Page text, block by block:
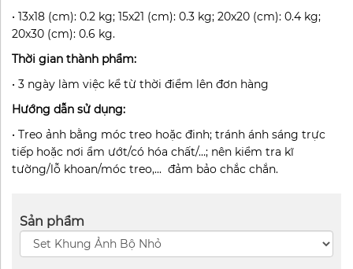
• 13x18 (cm): 0.2 kg; 15x21 (cm): 0.3 kg; 20x20 (cm): 0.4 kg;
20x30 (cm): 0.6 kg.
Thời gian thành phẩm:
• 3 ngày làm việc kể từ thời điểm lên đơn hàng
Hướng dẫn sử dụng:
• Treo ảnh bằng móc treo hoặc đinh; tránh ánh sáng trực
tiếp hoặc nơi ẩm ướt/có hóa chất/…; nên kiểm tra kĩ
tường/lỗ khoan/móc treo,... đảm bảo chắc chắn.
Sản phẩm